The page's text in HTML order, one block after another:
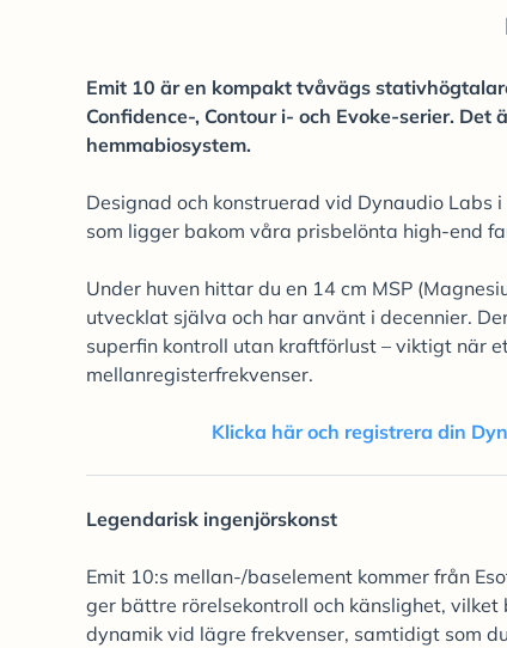
Emit 10 är en kompakt tvåvägs
Confidence-, Contour i- och Evoke-serier.
hemmabiosystem.
Designad och konstruerad vid Dynaudio
som ligger bakom våra prisbelönta high-end
Under huven hittar du en 14 cm MSP
utvecklat själva och har använt i decennier.
superfin kontroll utan kraftförlust – viktigt när
mellanregisterfrekvenser.
Klicka här och registrera din
Legendarisk ingenjörskonst
Emit 10:s mellan-/baselement kommer från
ger bättre rörelsekontroll och känslighet,
dynamik vid lägre frekvenser, samtidigt som